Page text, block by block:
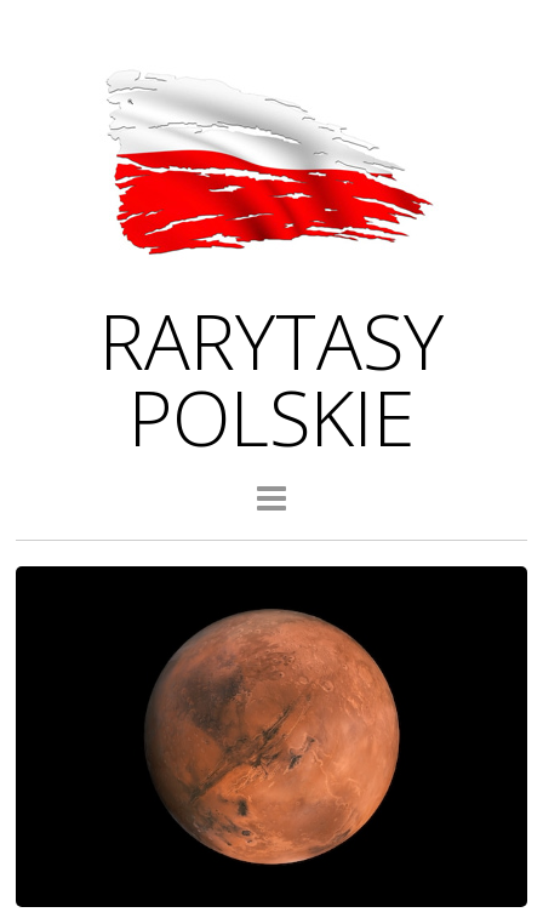
RARYTASY
POLSKIE